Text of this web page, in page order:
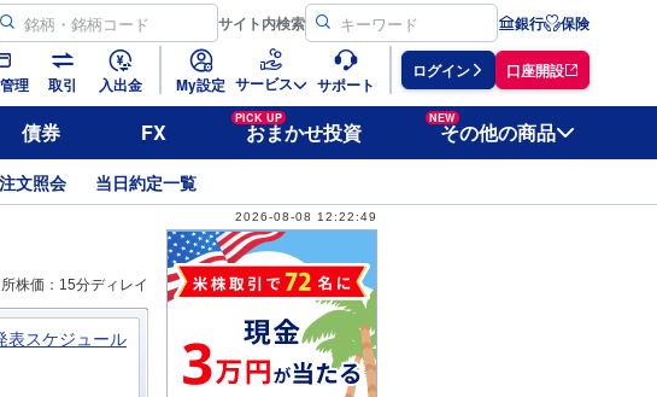
サイト内検索 銀行 保険
理 取引 入出金 My設定 サービス サポート
ログイン 口座開設
債券 FX
PICK UP
おまかせ投資
NEW
その他の商品
注文照会 当日約定一覧
2026-08-08 12:22:49
株価：15分ディレイ
表スケジュール